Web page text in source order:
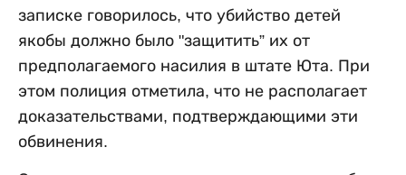
записке говорилось, что убийство детей
якобы должно было "защитить” их от
предполагаемого насилия в штате Юта. При
этом полиция отметила, что не располагает
доказательствами, подтверждающими эти
обвинения.